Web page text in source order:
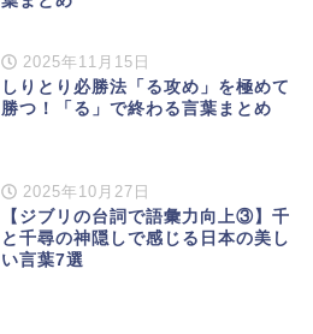
2025年11月15日
しりとり必勝法「る攻め」を極めて
勝つ！「る」で終わる言葉まとめ
2025年10月27日
【ジブリの台詞で語彙力向上③】千
と千尋の神隠しで感じる日本の美し
い言葉7選